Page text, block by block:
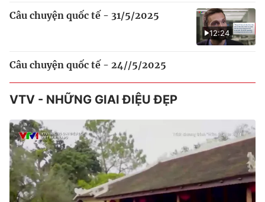
12:24
Câu chuyện quốc tế - 31/5/2025
Câu chuyện quốc tế - 24//5/2025
VTV - NHỮNG GIAI ĐIỆU ĐẸP